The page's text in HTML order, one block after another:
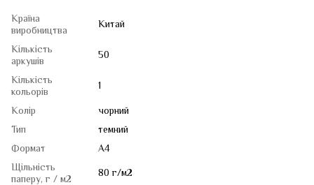
Країна
виробництва
Китай
Кількість
аркушів
50
Кількість
кольорів
1
Колір
чорний
Тип
темний
Формат
A4
Щільність
паперу, г / м2
80 г/м2